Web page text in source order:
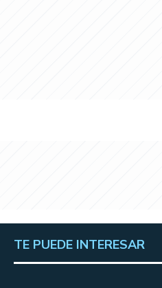
TE PUEDE INTERESAR